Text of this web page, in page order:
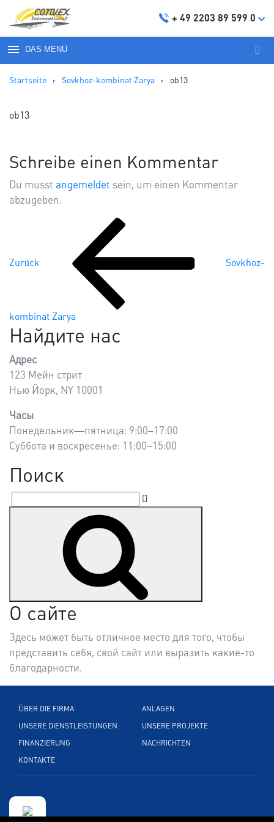
+ 49 2203 89 599 0
DAS MENÜ
Startseite Sovkhoz-kombinat Zarya ob13
ob13
Schreibe einen Kommentar
Du musst angemeldet sein, um einen Kommentar
abzugeben.
Beitragsnavigation
Zurück Sovkhoz-
kombinat Zarya
Найдите нас
Адрес
123 Мейн стрит
Нью Йорк, NY 10001
Часы
Понедельник—пятница: 9:00–17:00
Суббота и воскресенье: 11:00–15:00
Поиск
Suchen
О сайте
Здесь может быть отличное место для того, чтобы
представить себя, свой сайт или выразить какие-то
благодарности.
ÜBER DIE FIRMA
UNSERE DIENSTLEISTUNGEN
FINANZIERUNG
KONTAKTE
ANLAGEN
UNSERE PROJEKTE
NACHRICHTEN